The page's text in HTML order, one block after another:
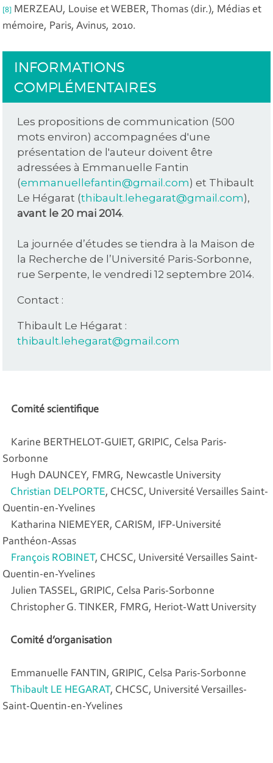
[8] MERZEAU, Louise etWEBER, Thomas (dir.), Médias et
mémoire, Paris, Avinus, 2010.
INFORMATIONS
COMPLÉMENTAIRES
Les propositions de communication (500
mots environ) accompagnées d'une
présentation de l'auteur doivent être
adressées à Emmanuelle Fantin
(emmanuellefantin@gmail.com) et Thibault
Le Hégarat (thibault.lehegarat@gmail.com),
avant le 20 mai 2014.
La journée d’études se tiendra à la Maison de
la Recherche de l’Université Paris-Sorbonne,
rue Serpente, le vendredi 12 septembre 2014.
Contact :
Thibault Le Hégarat :
thibault.lehegarat@gmail.com
Comité scientifique
Karine BERTHELOT-GUIET, GRIPIC, Celsa Paris-
Sorbonne
Hugh DAUNCEY, FMRG, Newcastle University
Christian DELPORTE, CHCSC, Université Versailles Saint-
Quentin-en-Yvelines
Katharina NIEMEYER, CARISM, IFP-Université
Panthéon-Assas
François ROBINET, CHCSC, Université Versailles Saint-
Quentin-en-Yvelines
Julien TASSEL, GRIPIC, Celsa Paris-Sorbonne
Christopher G. TINKER, FMRG, Heriot-Watt University
Comité d’organisation
Emmanuelle FANTIN, GRIPIC, Celsa Paris-Sorbonne
Thibault LE HEGARAT, CHCSC, Université Versailles-
Saint-Quentin-en-Yvelines